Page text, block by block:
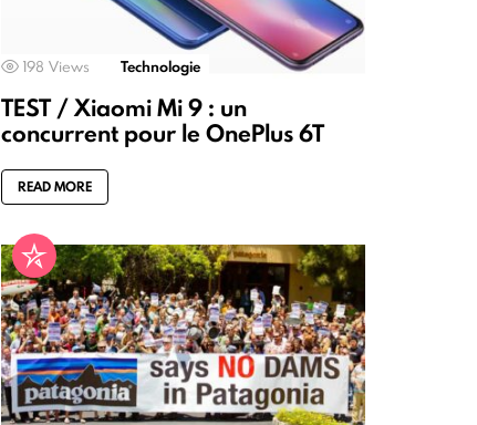
198 Views Technologie
TEST / Xiaomi Mi 9 : un
concurrent pour le OnePlus 6T
READ MORE